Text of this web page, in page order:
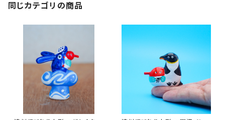
同じカテゴリの商品